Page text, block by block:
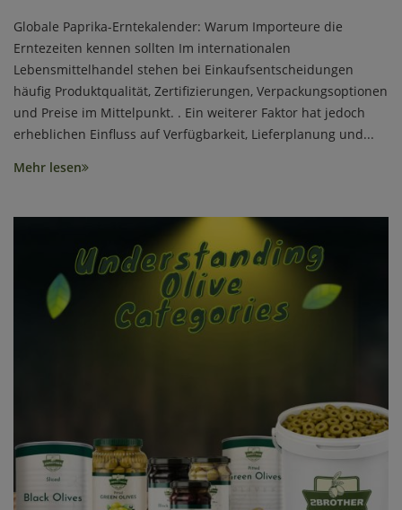
Globale Paprika-Erntekalender: Warum Importeure die
Erntezeiten kennen sollten Im internationalen
Lebensmittelhandel stehen bei Einkaufsentscheidungen
häufig Produktqualität, Zertifizierungen, Verpackungsoptionen
und Preise im Mittelpunkt. . Ein weiterer Faktor hat jedoch
erheblichen Einfluss auf Verfügbarkeit, Lieferplanung und...
Mehr lesen